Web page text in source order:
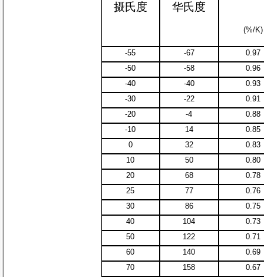
摄氏度 华氏度
(%/K)
-55 -67
0.97
-50 -58
0.96
-40 -40
0.93
-30 -22
0.91
-20 -4
0.88
-10 14
0.85
0
32
0.83
10
50
0.80
20
68
0.78
25
77
0.76
30
86
0.75
40
104
0.73
50
122
0.71
60
140
0.69
70
158
0.67